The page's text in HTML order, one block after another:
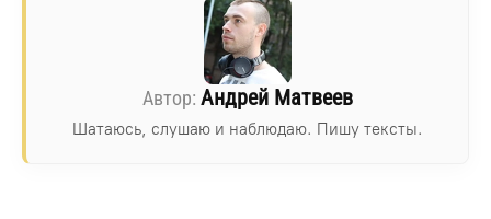
Андрей Матвеев
Шатаюсь, слушаю и наблюдаю. Пишу тексты.